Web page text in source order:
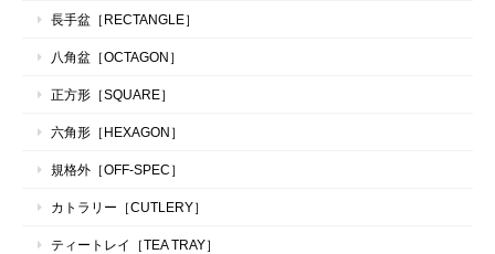
長手盆［RECTANGLE］
八角盆［OCTAGON］
正方形［SQUARE］
六角形［HEXAGON］
規格外［OFF-SPEC］
カトラリー［CUTLERY］
ティートレイ［TEA TRAY］